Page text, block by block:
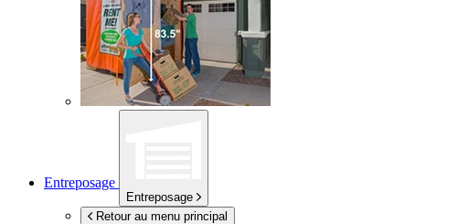
Entreposage
Entreposage
Retour au menu principal